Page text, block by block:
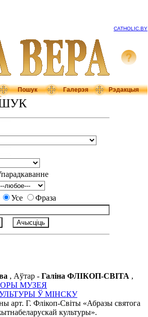
CATHOLIC.BY
Пошук Галерэя Рэдакцыя
Усе Фраза
, Аўтар - Галіна ФЛІКОП-СВІТА ,
МУЗЕЯ
Ў МІНСКУ
арт. Г. Флікоп-Світы «Абразы святога
культуры».